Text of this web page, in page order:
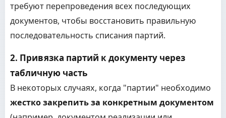
требуют перепроведения всех последующих
документов, чтобы восстановить правильную
последовательность списания партий.
2. Привязка партий к документу через
табличную часть
В некоторых случаях, когда "партии" необходимо
жестко закрепить за конкретным документом